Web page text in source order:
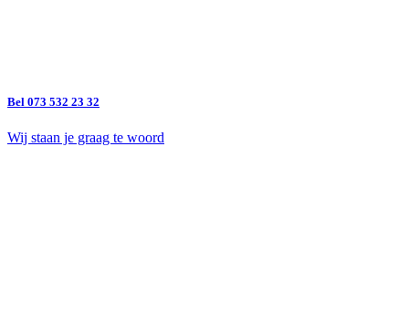
Bel 073 532 23 32
Wij staan je graag te woord